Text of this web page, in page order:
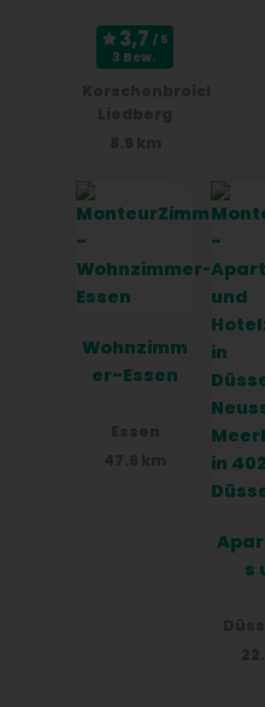
mmer
Hahnschre
3 Bew.
Wohnzimm
er-Essen
s